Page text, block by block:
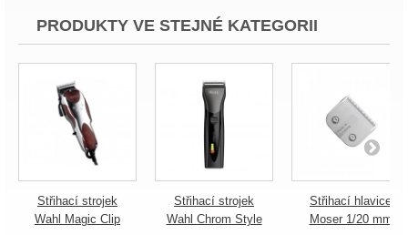
PRODUKTY VE STEJNÉ KATEGORII
Střihací strojek
Wahl Magic Clip
Střihací strojek
Wahl Chrom Style
Střihací hlavice
Moser 1/20 mm